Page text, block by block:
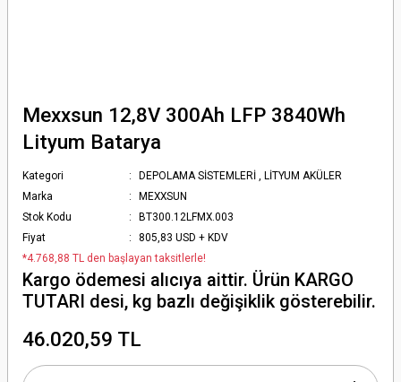
Mexxsun 12,8V 300Ah LFP 3840Wh
Lityum Batarya
Kategori DEPOLAMA SİSTEMLERİ , LİTYUM AKÜLER
Marka
MEXXSUN
Stok Kodu
BT300.12LFMX.003
Fiyat
805,83 USD + KDV
*4.768,88 TL den başlayan taksitlerle!
Kargo ödemesi alıcıya aittir. Ürün KARGO
TUTARI desi, kg bazlı değişiklik gösterebilir.
46.020,59 TL